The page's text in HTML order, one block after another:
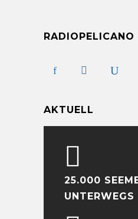
RADIOPELICANO
AKTUELL
25.000
UNTERWEGS